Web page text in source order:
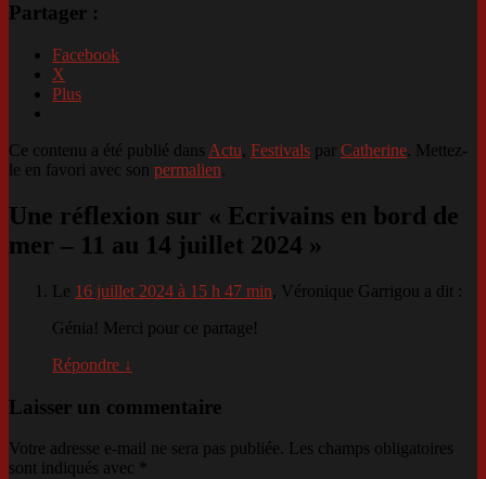
Partager :
Facebook
X
Plus
Ce contenu a été publié dans Actu, Festivals par Catherine . Mettez-
le en favori avec son permalien
Une réflexion sur « Ecrivains en bord de
mer – 11 au 14 juillet 2024 »
Le 16 juillet 2024 à 15 h 47 min, Véronique Garrigou a dit :
Génia! Merci pour ce partage!
Répondre ↓
Laisser un commentaire
Votre adresse e-mail ne sera pas publiée.
Les champs obligatoires
sont indiqués avec